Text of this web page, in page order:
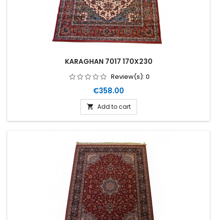
KARAGHAN 7017 170X230
Review(s): 0
Price
€358.00
 Add to cart